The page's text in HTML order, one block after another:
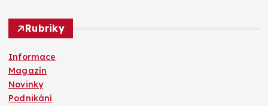
Rubriky
Informace
Magazín
Novinky
Podnikání